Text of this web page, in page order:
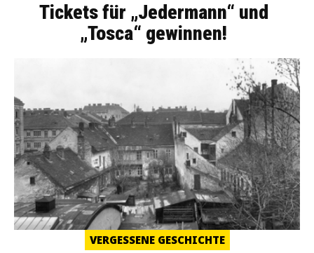
Tickets für „Jedermann“ und
„Tosca“ gewinnen!
VERGESSENE GESCHICHTE